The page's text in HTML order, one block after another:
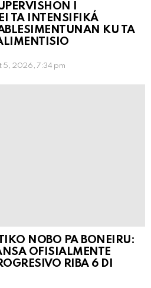
I
TA INTENSIFIKÁ
KU TA
5, 2026, 7:34 pm
NOBO PA BONEIRU:
OFISIALMENTE
RIBA 6 DI